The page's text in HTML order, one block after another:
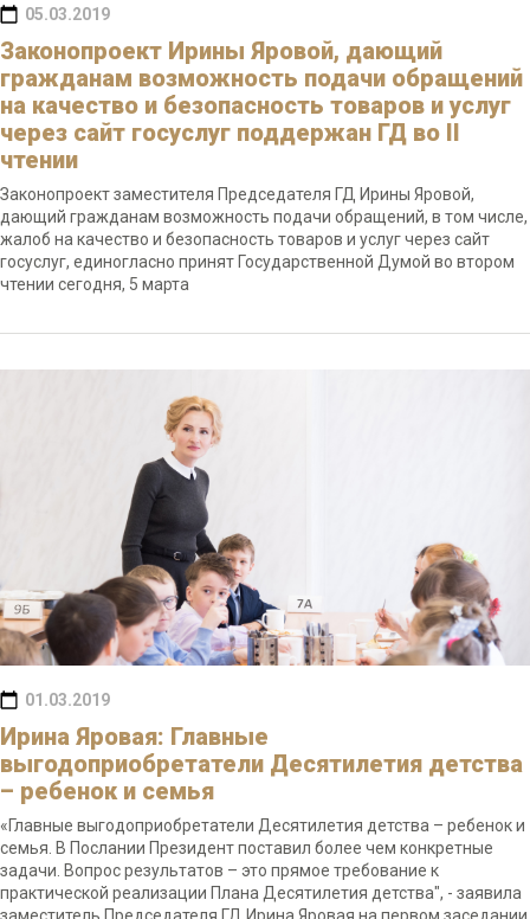
05.03.2019
Законопроект Ирины Яровой, дающий
гражданам возможность подачи обращений
на качество и безопасность товаров и услуг
через сайт госуслуг поддержан ГД во II
чтении
Законопроект заместителя Председателя ГД Ирины Яровой,
дающий гражданам возможность подачи обращений, в том числе,
жалоб на качество и безопасность товаров и услуг через сайт
госуслуг, единогласно принят Государственной Думой во втором
чтении сегодня, 5 марта
01.03.2019
Ирина Яровая: Главные
выгодоприобретатели Десятилетия детства
– ребенок и семья
«Главные выгодоприобретатели Десятилетия детства – ребенок и
семья. В Послании Президент поставил более чем конкретные
задачи. Вопрос результатов – это прямое требование к
практической реализации Плана Десятилетия детства", - заявила